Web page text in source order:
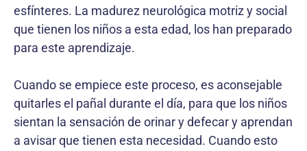
esfínteres. La madurez neurológica motriz y social
que tienen los niños a esta edad, los han preparado
para este aprendizaje.
Cuando se empiece este proceso, es aconsejable
quitarles el pañal durante el día, para que los niños
sientan la sensación de orinar y defecar y aprendan
a avisar que tienen esta necesidad. Cuando esto